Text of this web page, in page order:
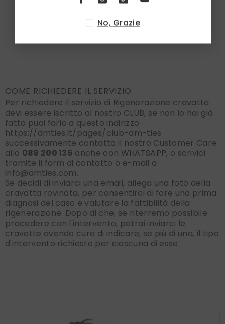
anima interna, il lavaggio e la riduzione della
COME RICHIEDERE IL SERVIZIO
Per richiedere il servizio di Rigenerazione cravatta
devi essere iscritto al nostro CLUB, se non lo hai già
fatto puoi farlo a questo indirizzo
https://dmties.it/pages/club-dm-ties
successivamente contatta il nostro Customer Care
allo 089 200 136 anche con WHATSAPP, o scrivici
tramite il form di contatto o e-mail a
info@dmties.com.
Se decidi di inviarci una email, allega una foto della
cravatta rovinata, per consentirci di fare una prima
diagnosi del caso e valutare la fattibilità della
rigenerazione. Dopo di che, se riterremo possibile
procedere con l'intervento, potrai inviarci le
cravatte avendo cura di indicare, se più di una, il tipo
d'intervento richiesto per ciascuna di esse.
No, Grazie